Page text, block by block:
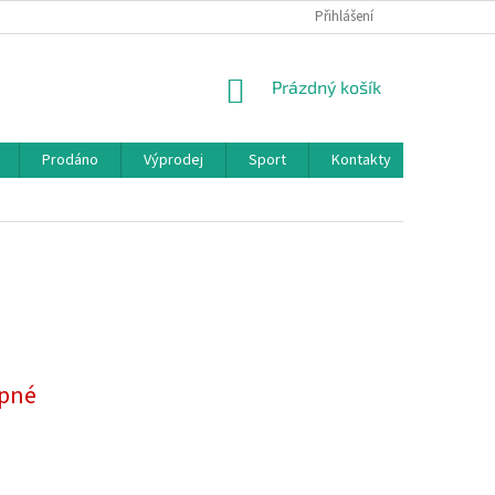
Přihlášení
NÁKUPNÍ
Prázdný košík
Prodáno Výprodej Sport
Kontakty